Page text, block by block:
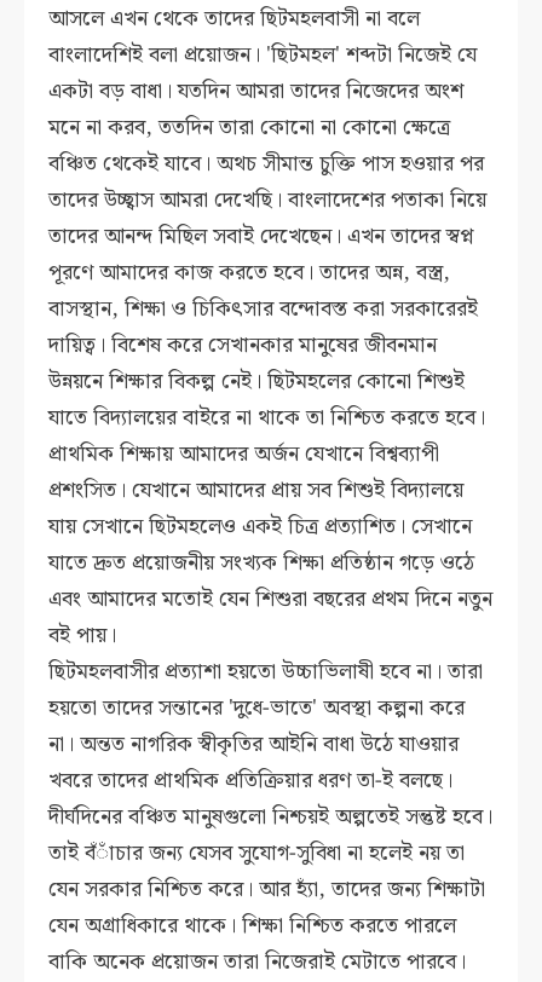
আসলে এখন থেকে তাদের ছিটমহলবাসী না বলে
বাংলাদেশিই বলা প্রয়োজন। 'ছিটমহল' শব্দটা নিজেই যে
একটা বড় বাধা। যতদিন আমরা তাদের নিজেদের অংশ
মনে না করব, ততদিন তারা কোনো না কোনো ক্ষেত্রে
বঞ্চিত থেকেই যাবে। অথচ সীমান্ত চুক্তি পাস হওয়ার পর
তাদের উচ্ছ্বাস আমরা দেখেছি। বাংলাদেশের পতাকা নিয়ে
তাদের আনন্দ মিছিল সবাই দেখেছেন। এখন তাদের স্বপ্ন
পূরণে আমাদের কাজ করতে হবে। তাদের অন্ন, বস্ত্র,
বাসস্থান, শিক্ষা ও চিকিৎসার বন্দোবস্ত করা সরকারেরই
দায়িত্ব। বিশেষ করে সেখানকার মানুষের জীবনমান
উন্নয়নে শিক্ষার বিকল্প নেই। ছিটমহলের কোনো শিশুই
যাতে বিদ্যালয়ের বাইরে না থাকে তা নিশ্চিত করতে হবে।
প্রাথমিক শিক্ষায় আমাদের অর্জন যেখানে বিশ্বব্যাপী
প্রশংসিত। যেখানে আমাদের প্রায় সব শিশুই বিদ্যালয়ে
যায় সেখানে ছিটমহলেও একই চিত্র প্রত্যাশিত। সেখানে
যাতে দ্রুত প্রয়োজনীয় সংখ্যক শিক্ষা প্রতিষ্ঠান গড়ে ওঠে
এবং আমাদের মতোই যেন শিশুরা বছরের প্রথম দিনে নতুন
বই পায়।
ছিটমহলবাসীর প্রত্যাশা হয়তো উচ্চাভিলাষী হবে না। তারা
হয়তো তাদের সন্তানের 'দুধে-ভাতে' অবস্থা কল্পনা করে
না। অন্তত নাগরিক স্বীকৃতির আইনি বাধা উঠে যাওয়ার
খবরে তাদের প্রাথমিক প্রতিক্রিয়ার ধরণ তা-ই বলছে।
দীর্ঘদিনের বঞ্চিত মানুষগুলো নিশ্চয়ই অল্পতেই সন্তুষ্ট হবে।
তাই বঁাঁচার জন্য যেসব সুযোগ-সুবিধা না হলেই নয় তা
যেন সরকার নিশ্চিত করে। আর হ্যাঁ, তাদের জন্য শিক্ষাটা
যেন অগ্রাধিকারে থাকে। শিক্ষা নিশ্চিত করতে পারলে
বাকি অনেক প্রয়োজন তারা নিজেরাই মেটাতে পারবে।